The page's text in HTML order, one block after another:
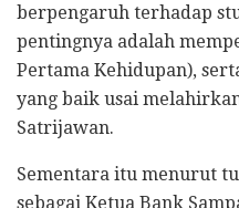
berpengaruh terhadap
pentingnya adalah
Pertama Kehidupan),
yang baik usai
Satrijawan.
Sementara itu menurut
sebagai Ketua Bank